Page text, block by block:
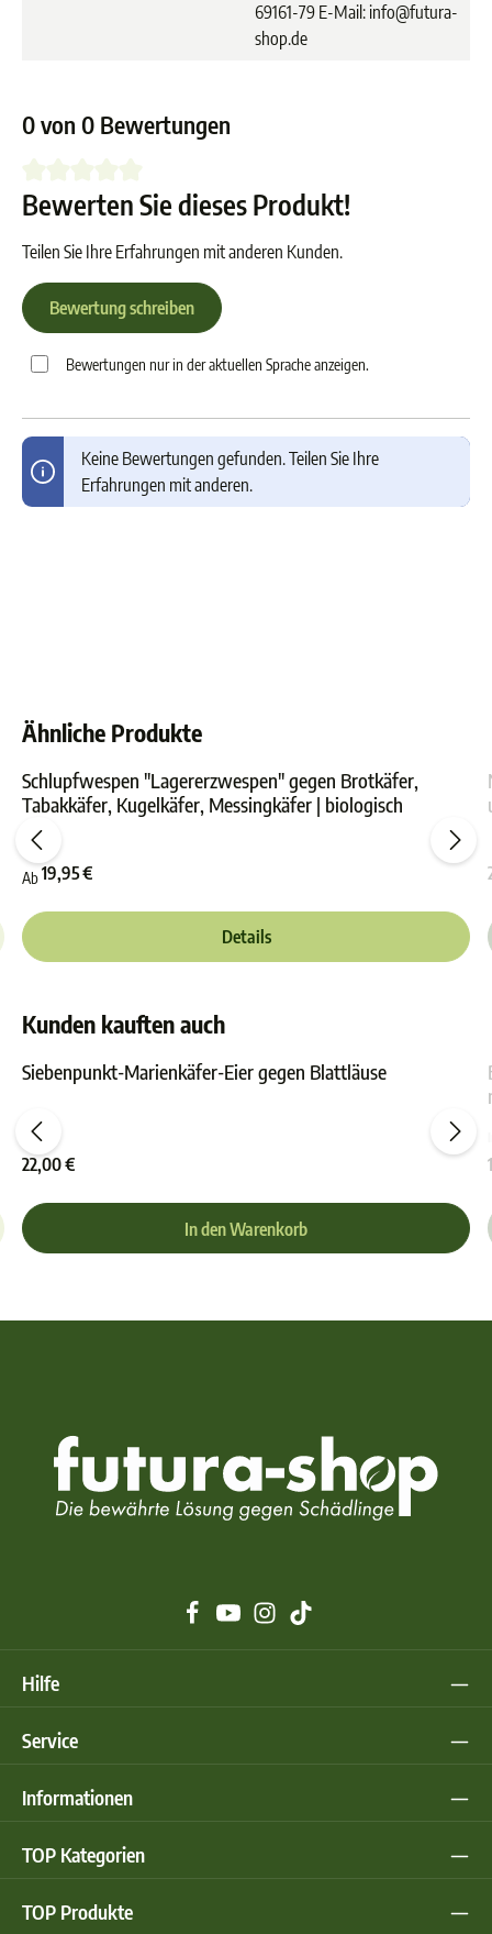
69161-79 E-Mail: info@futura-
shop.de
0 von 0 Bewertungen
Durchschnittliche Bewertung von 0 von 5 Sternen
Bewerten Sie dieses Produkt!
Teilen Sie Ihre Erfahrungen mit anderen Kunden.
Bewertung schreiben
Bewertungen nur in der aktuellen Sprache anzeigen.
Keine Bewertungen gefunden. Teilen Sie Ihre
Erfahrungen mit anderen.
Ähnliche Produkte
von 5 von 5 Sternen Durchschnittliche
Schlupfwespen "Lagererzwespen" gegen Brotkäfer,
Tabakkäfer, Kugelkäfer, Messingkäfer | biologisch
Ab19,95 €
Details
Kunden kauften auch
Durchschnittliche
Siebenpunkt-Marienkäfer-Eier gegen Blattläuse
22,00 €
In den Warenkorb
Hilfe
Service
Informationen
TOP Kategorien
TOP Produkte